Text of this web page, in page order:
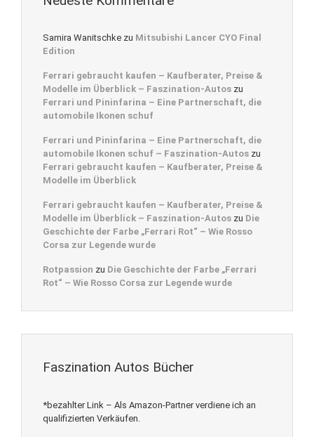
Samira Wanitschke zu Mitsubishi Lancer CYO Final
Edition
Ferrari gebraucht kaufen – Kaufberater, Preise &
Modelle im Überblick – Faszination-Autos zu
Ferrari und Pininfarina – Eine Partnerschaft, die
automobile Ikonen schuf
Ferrari und Pininfarina – Eine Partnerschaft, die
automobile Ikonen schuf – Faszination-Autos zu
Ferrari gebraucht kaufen – Kaufberater, Preise &
Modelle im Überblick
Ferrari gebraucht kaufen – Kaufberater, Preise &
Modelle im Überblick – Faszination-Autos zu Die
Geschichte der Farbe „Ferrari Rot“ – Wie Rosso
Corsa zur Legende wurde
Rotpassion zu Die Geschichte der Farbe „Ferrari
Rot“ – Wie Rosso Corsa zur Legende wurde
Faszination Autos Bücher
*bezahlter Link – Als Amazon-Partner verdiene ich an
qualifizierten Verkäufen.